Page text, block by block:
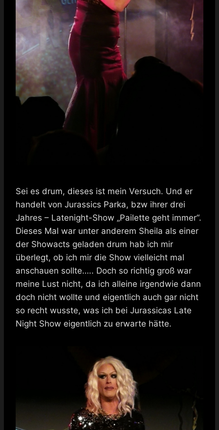
Sei es drum, dieses ist mein Versuch. Und er
handelt von Jurassics Parka, bzw ihrer drei
Jahres – Latenight-Show „Pailette geht immer“.
Dieses Mal war unter anderem Sheila als einer
der Showacts geladen drum hab ich mir
überlegt, ob ich mir die Show vielleicht mal
anschauen sollte….. Doch so richtig groß war
meine Lust nicht, da ich alleine irgendwie dann
doch nicht wollte und eigentlich auch gar nicht
so recht wusste, was ich bei Jurassicas Late
Night Show eigentlich zu erwarte hätte.